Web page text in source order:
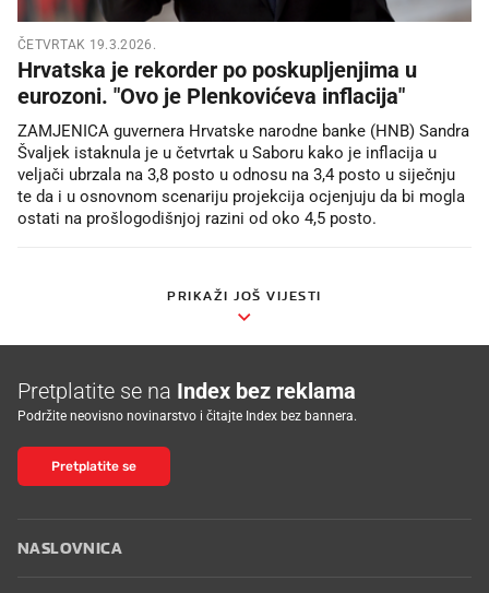
ČETVRTAK 19.3.2026.
Hrvatska je rekorder po poskupljenjima u
eurozoni. "Ovo je Plenkovićeva inflacija"
ZAMJENICA guvernera Hrvatske narodne banke (HNB) Sandra
Švaljek istaknula je u četvrtak u Saboru kako je inflacija u
veljači ubrzala na 3,8 posto u odnosu na 3,4 posto u siječnju
te da i u osnovnom scenariju projekcija ocjenjuju da bi mogla
ostati na prošlogodišnjoj razini od oko 4,5 posto.
PRIKAŽI JOŠ VIJESTI
Pretplatite se na Index bez reklama
Podržite neovisno novinarstvo i čitajte Index bez bannera.
Pretplatite se
NASLOVNICA